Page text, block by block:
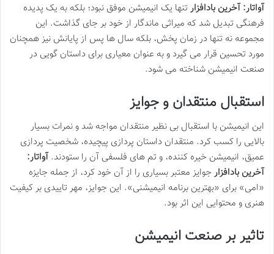
آواتار: آخرین بادافزار تنها یک انیمیشن موفق نبود؛ بلکه به یک پدیده
فرهنگی تبدیل شد که میراثی ماندگار از خود بر جای گذاشت. این
مجموعه نه تنها در زمان پخش، بلکه سال ها پس از پایانش نیز همچنان
مورد تحسین قرار می گیرد و به عنوان معیاری برای داستان گویی در
صنعت انیمیشن شناخته می شود.
استقبال منتقدان و جوایز
این انیمیشن با استقبال بی نظیر منتقدان مواجه شد و نمرات بسیار
بالایی را کسب کرد. منتقدان داستان پردازی پیچیده، شخصیت پردازی
عمیق، انیمیشن خیره کننده، و تم های فلسفی آن را ستودند.آواتار:
آخرین بادافزار جوایز معتبر بسیاری را از آن خود کرد، از جمله جایزه
«امی» برای «بهترین برنامه انیمیشنی». این جوایز، مهر تاییدی بر کیفیت
هنری و محتوایی این اثر بود.
تاثیر بر صنعت انیمیشن